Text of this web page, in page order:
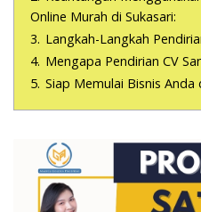
Online Murah di Sukasari:
3. Langkah-Langkah
4. Mengapa Pendirian CV
5. Siap Memulai Bisnis Anda